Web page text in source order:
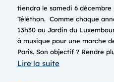
tiendra le samedi 6
Téléthon. Comme chaque
13h30 au Jardin du
à musique pour une marche
Paris. Son objectif ? Rendre
Lire la suite: